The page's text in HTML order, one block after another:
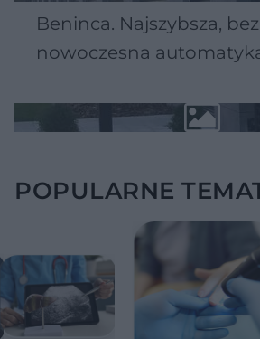
Beninca. Najszybsza,
nowoczesna
POPULARNE